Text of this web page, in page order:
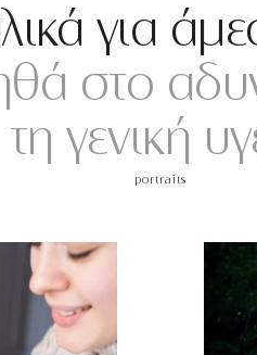
για
στο
τη γενική
portraits